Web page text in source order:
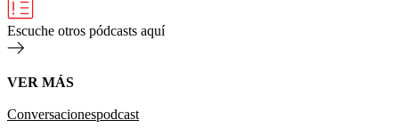
Escuche otros pódcasts aquí
VER MÁS
Conversacionespodcast